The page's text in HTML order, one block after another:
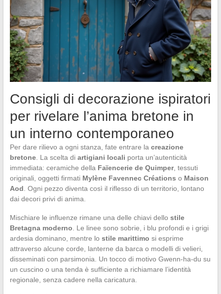
Consigli di decorazione ispiratori
per rivelare l’anima bretone in
un interno contemporaneo
Per dare rilievo a ogni stanza, fate entrare la creazione
bretone. La scelta di artigiani locali porta un’autenticità
immediata: ceramiche della Faïencerie de Quimper, tessuti
originali, oggetti firmati Mylène Favennec Créations o Maison
Aod . Ogni pezzo diventa così il riflesso di un territorio, lontano
dai decori privi di anima.
Mischiare le influenze rimane una delle chiavi dello stile
Bretagna moderno . Le linee sono sobrie, i blu profondi e i grigi
ardesia dominano, mentre lo stile marittimo si esprime
attraverso alcune corde, lanterne da barca o modelli di velieri,
disseminati con parsimonia. Un tocco di motivo Gwenn-ha-du su
un cuscino o una tenda è sufficiente a richiamare l’identità
regionale, senza cadere nella caricatura.